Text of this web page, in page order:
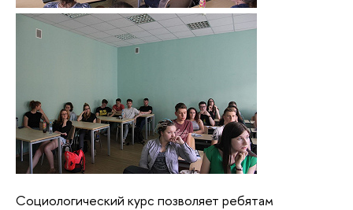
Социологический курс позволяет ребятам